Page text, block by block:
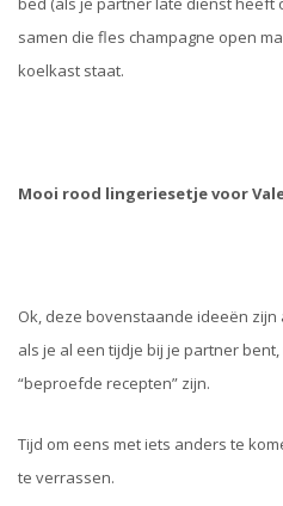
samen die fles champagne open
koelkast staat.
Mooi rood lingeriesetje voor
Ok, deze bovenstaande ideeën
als je al een tijdje bij je partner
“beproefde recepten” zijn.
Tijd om eens met iets anders te
te verrassen.